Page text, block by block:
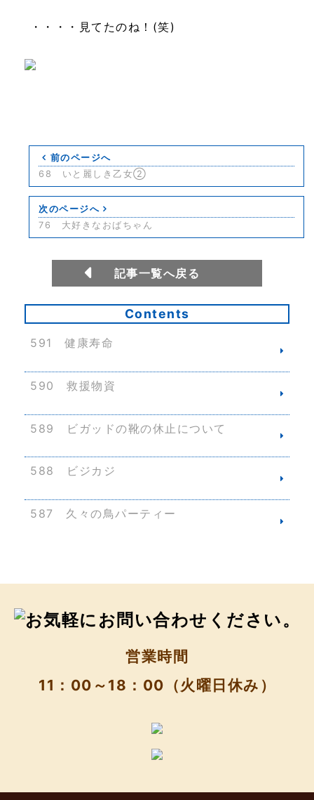
・・・・見てたのね！(笑)
前のページへ
68 いと麗しき乙女②
次のページへ
76 大好きなおばちゃん
記事一覧へ戻る
Contents
591 健康寿命
590 救援物資
589 ビガッドの靴の休止について
588 ビジカジ
587 久々の鳥パーティー
営業時間
11：00～18：00（火曜日休み）